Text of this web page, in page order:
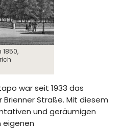
war seit 1933 das
Straße. Mit diesem
und geräumigen
eigenen